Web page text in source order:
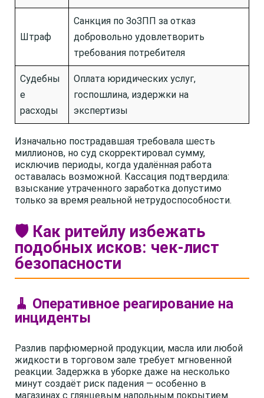
Штраф
Санкция по ЗоЗПП за отказ
добровольно удовлетворить
требования потребителя
Судебны
е
расходы
Оплата юридических услуг,
госпошлина, издержки на
экспертизы
Изначально пострадавшая требовала шесть
миллионов, но суд скорректировал сумму,
исключив периоды, когда удалённая работа
оставалась возможной. Кассация подтвердила:
взыскание утраченного заработка допустимо
только за время реальной нетрудоспособности.
🛡️ Как ритейлу избежать
подобных исков: чек-лист
безопасности
🧹 Оперативное реагирование на
инциденты
Разлив парфюмерной продукции, масла или любой
жидкости в торговом зале требует мгновенной
реакции. Задержка в уборке даже на несколько
минут создаёт риск падения — особенно в
магазинах с глянцевым напольным покрытием.